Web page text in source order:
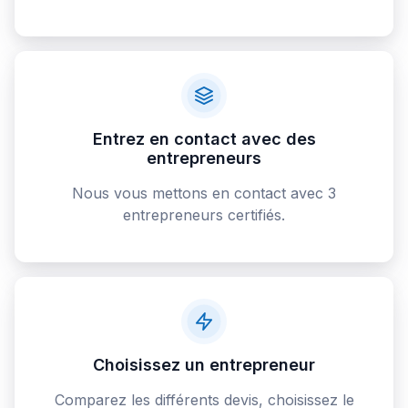
Entrez en contact avec des
entrepreneurs
Nous vous mettons en contact avec 3
entrepreneurs certifiés.
Choisissez un entrepreneur
Comparez les différents devis, choisissez le